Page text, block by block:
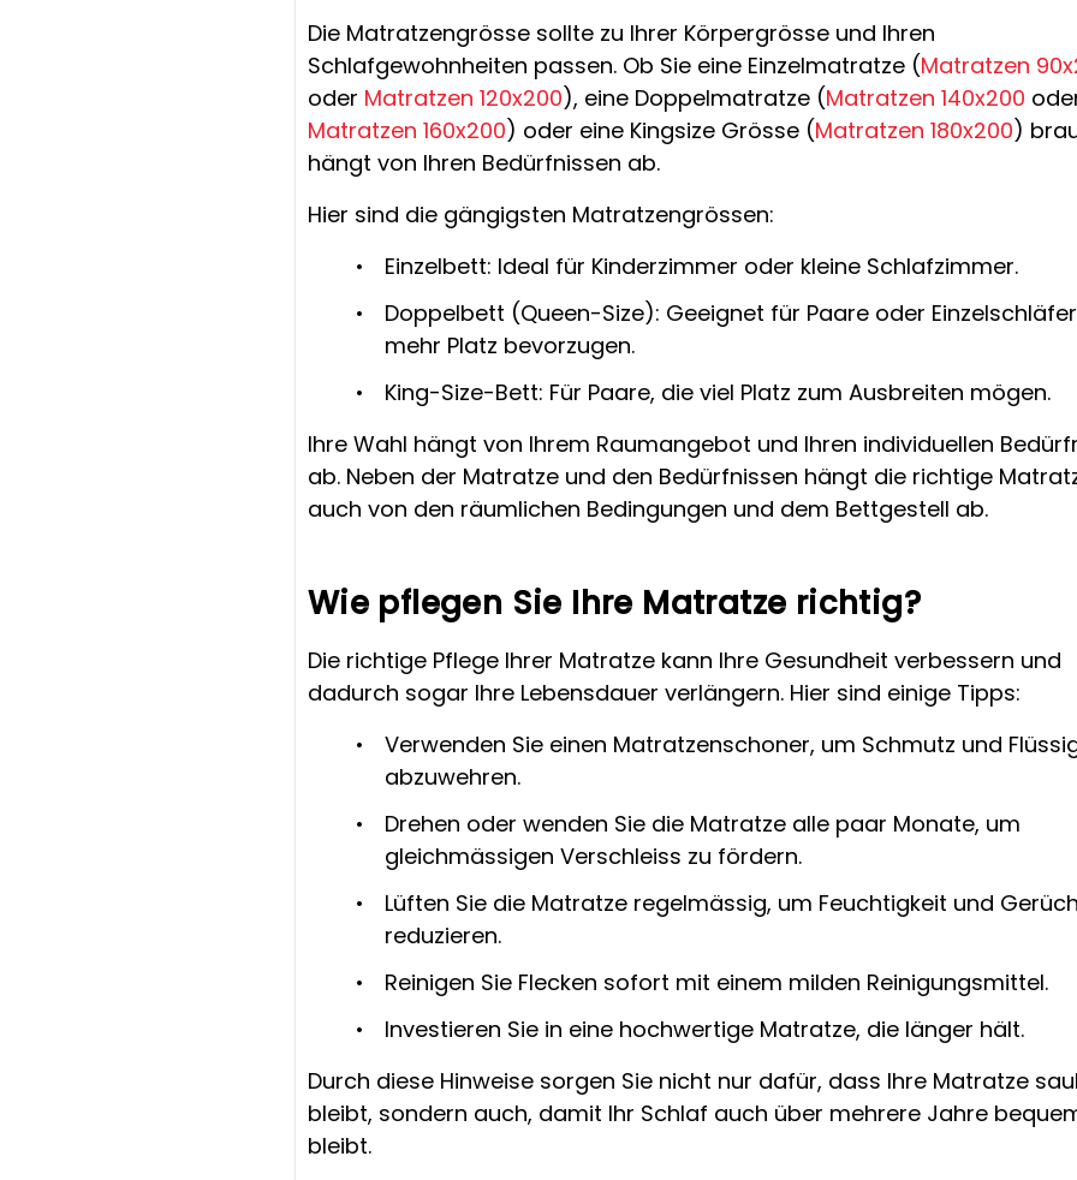
Die Matratzengrösse sollte zu Ihrer Körpergrösse und Ihren
Schlafgewohnheiten passen. Ob Sie eine Einzelmatratze (Matratzen
oder Matratzen 120x200), eine Doppelmatratze (Matratzen 140x200
Matratzen 160x200) oder eine Kingsize Grösse (Matratzen 180x200)
hängt von Ihren Bedürfnissen ab.
Hier sind die gängigsten Matratzengrössen:
Einzelbett: Ideal für Kinderzimmer oder kleine Schlafzimmer.
Doppelbett (Queen-Size): Geeignet für Paare oder
mehr Platz bevorzugen.
King-Size-Bett: Für Paare, die viel Platz zum Ausbreiten mögen.
Ihre Wahl hängt von Ihrem Raumangebot und Ihren individuellen
ab. Neben der Matratze und den Bedürfnissen hängt die richtige
auch von den räumlichen Bedingungen und dem Bettgestell ab.
Wie pflegen Sie Ihre Matratze richtig?
Die richtige Pflege Ihrer Matratze kann Ihre Gesundheit verbessern und
dadurch sogar Ihre Lebensdauer verlängern. Hier sind einige Tipps:
Verwenden Sie einen Matratzenschoner, um Schmutz und
abzuwehren.
Drehen oder wenden Sie die Matratze alle paar Monate, um
gleichmässigen Verschleiss zu fördern.
Lüften Sie die Matratze regelmässig, um Feuchtigkeit und
reduzieren.
Reinigen Sie Flecken sofort mit einem milden Reinigungsmittel.
Investieren Sie in eine hochwertige Matratze, die länger hält.
Durch diese Hinweise sorgen Sie nicht nur dafür, dass Ihre Matratze
bleibt, sondern auch, damit Ihr Schlaf auch über mehrere Jahre
bleibt.